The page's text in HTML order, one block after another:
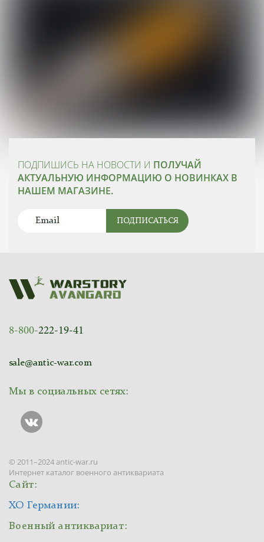
ПОДПИШИСЬ НА НОВОСТИ И ПОЛУЧАЙ
АКТУАЛЬНУЮ ИНФОРМАЦИЮ О НОВИНКАХ В
НАШЕМ МАГАЗИНЕ.
ПОДПИСАТЬСЯ
8-800-222-19-41
sale@antic-war.com
Мы в социальных сетях:
© 2011–2024 antic-war.ru
Интернет каталог военного антиквариата
Сайт:
ХО Германии:
Военный антиквариат: